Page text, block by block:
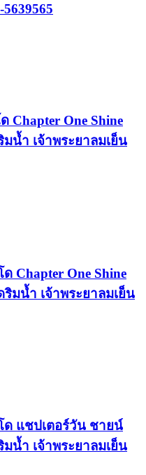
Chapter One Shine
น้ำ เจ้าพระยาลมเย็น
Chapter One Shine
มน้ำ เจ้าพระยาลมเย็น
แชปเตอร์วัน ชายน์
น้ำ เจ้าพระยาลมเย็น